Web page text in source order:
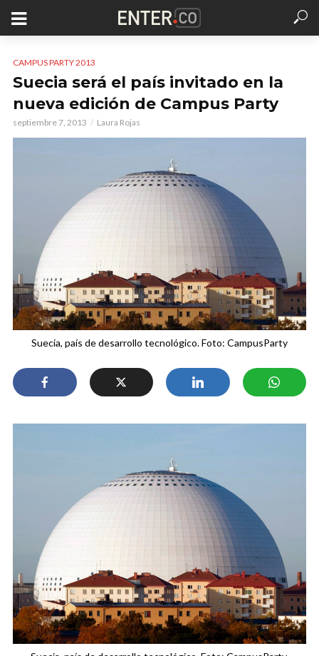
CAMPUS PARTY 2013
Suecia será el país invitado en la
nueva edición de Campus Party
septiembre 7, 2013 Laura Rojas
Suecia, país de desarrollo tecnológico. Foto: CampusParty